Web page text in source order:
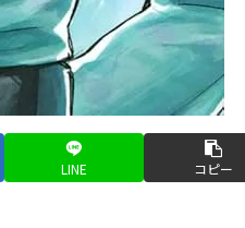
LINE コピー